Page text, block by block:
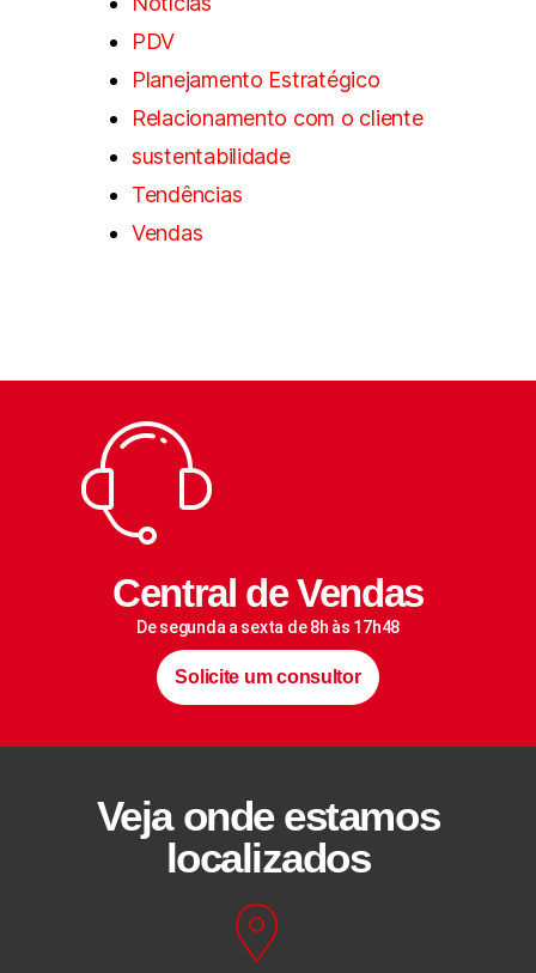
PDV
Planejamento Estratégico
Relacionamento com o cliente
sustentabilidade
Tendências
Vendas
Central de Vendas
De segunda a sexta de 8h às 17h48
Solicite um consultor
Veja onde estamos
localizados